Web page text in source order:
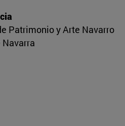
Patrimonio y Arte Navarro
Navarra